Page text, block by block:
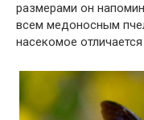
размерами он
всем медоносным
насекомое